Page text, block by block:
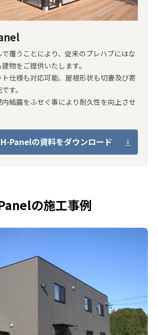
覆うことにより、従来のプレハブにはな
物をご提供いたします。
仕様も対応可能、屋根形状も切妻及び寄
す。
結露をふせぐ事により耐久性を向上させ
Panelの資料をダウンロード
の施工事例